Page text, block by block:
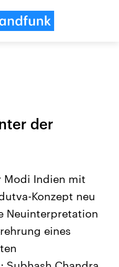
USA
Aktuelle Beiträge,
Hintergründe
Wirtschaftlich und
gehören die Vereinigten
den mächtigsten Ländern
mit großem Einfluss auf
der
Modi Indien mit
Konzept neu
Neuinterpretation
eines